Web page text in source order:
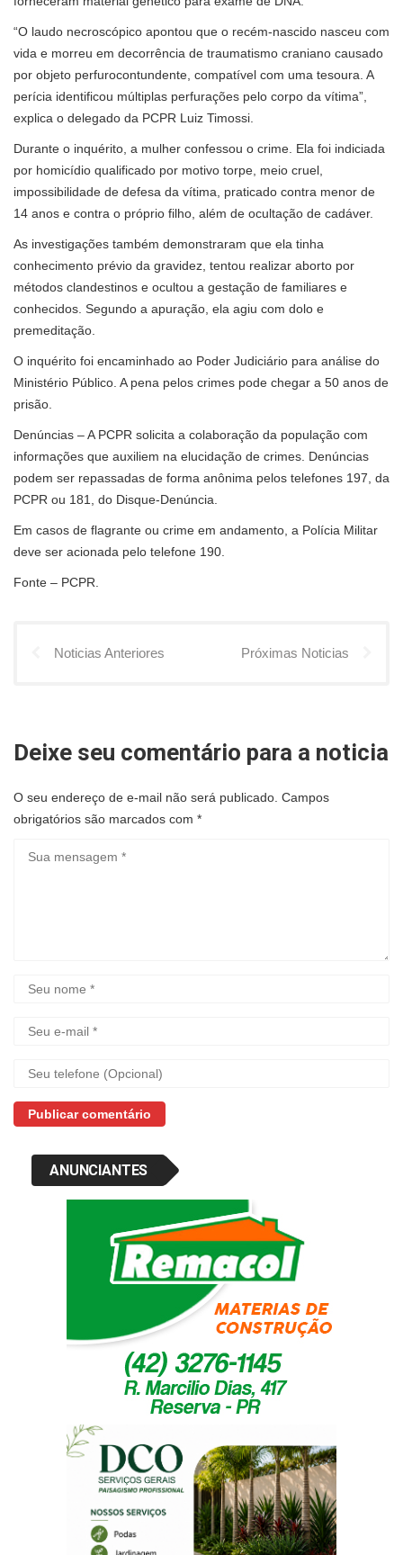
“O laudo necroscópico apontou que o recém-nascido nasceu com
vida e morreu em decorrência de traumatismo craniano causado
por objeto perfurocontundente, compatível com uma tesoura. A
perícia identificou múltiplas perfurações pelo corpo da vítima”,
explica o delegado da PCPR Luiz Timossi.
Durante o inquérito, a mulher confessou o crime. Ela foi indiciada
por homicídio qualificado por motivo torpe, meio cruel,
impossibilidade de defesa da vítima, praticado contra menor de
14 anos e contra o próprio filho, além de ocultação de cadáver.
As investigações também demonstraram que ela tinha
conhecimento prévio da gravidez, tentou realizar aborto por
métodos clandestinos e ocultou a gestação de familiares e
conhecidos. Segundo a apuração, ela agiu com dolo e
premeditação.
O inquérito foi encaminhado ao Poder Judiciário para análise do
Ministério Público. A pena pelos crimes pode chegar a 50 anos de
prisão.
Denúncias – A PCPR solicita a colaboração da população com
informações que auxiliem na elucidação de crimes. Denúncias
podem ser repassadas de forma anônima pelos telefones 197, da
PCPR ou 181, do Disque-Denúncia.
Em casos de flagrante ou crime em andamento, a Polícia Militar
deve ser acionada pelo telefone 190.
Fonte – PCPR.
Noticias Anteriores Próximas Noticias
Deixe seu comentário para a noticia
O seu endereço de e-mail não será publicado. Campos
obrigatórios são marcados com *
ANUNCIANTES